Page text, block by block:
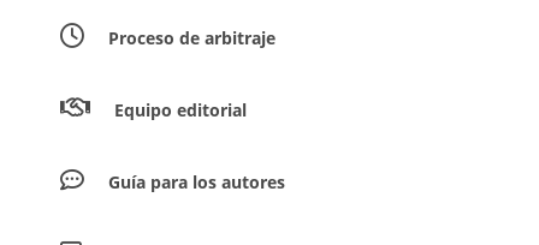
Proceso de arbitraje
Equipo editorial
Guía para los autores